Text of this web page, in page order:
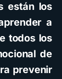
están los
a
todos los
de
prevenir